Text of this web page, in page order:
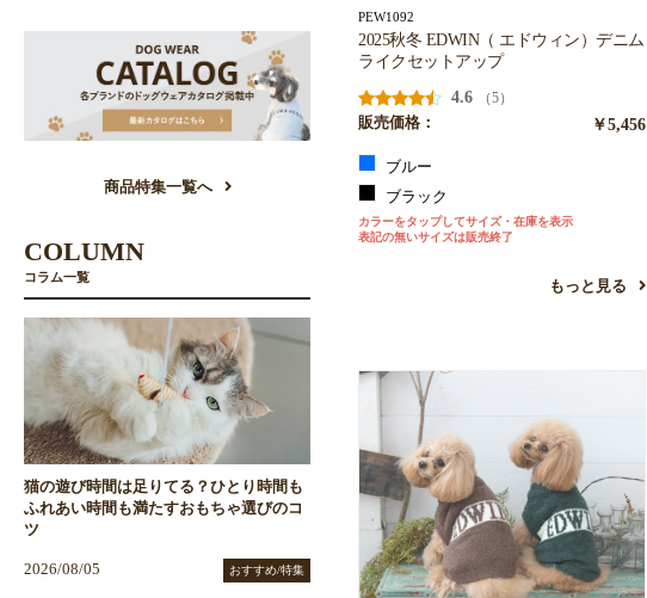
PEW1092
2025秋冬 EDWIN（ エドウィン）デニム
ライクセットアップ
4.6
（5）
販売価格：
￥5,456
ブルー
ブラック
カラーをタップしてサイズ・在庫を表示
表記の無いサイズは販売終了
もっと見る
商品特集一覧へ
COLUMN
コラム一覧
猫の遊び時間は足りてる？ひとり時間も
ふれあい時間も満たすおもちゃ選びのコ
ツ
2026/08/05 おすすめ/特集